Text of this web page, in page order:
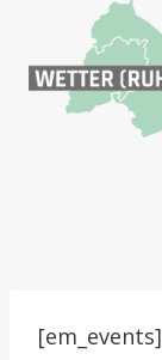
springen
[em_events]